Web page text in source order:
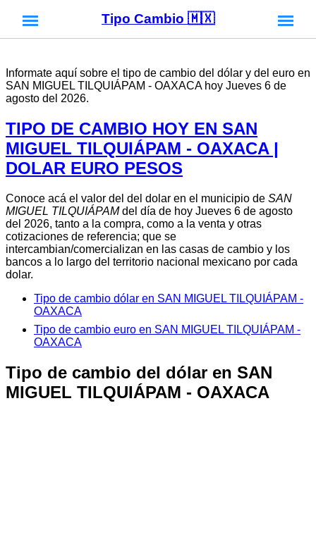
Tipo Cambio 🇲🇽
Informate aquí sobre el tipo de cambio del dólar y del euro en
SAN MIGUEL TILQUIÁPAM - OAXACA hoy Jueves 6 de
agosto del 2026.
TIPO DE CAMBIO HOY EN SAN
MIGUEL TILQUIÁPAM - OAXACA |
DOLAR EURO PESOS
Conoce acá el valor del del dolar en el municipio de SAN
MIGUEL TILQUIÁPAMdel día de hoy Jueves 6 de agosto
del 2026, tanto a la compra, como a la venta y otras
cotizaciones de referencia; que se
intercambian/comercializan en las casas de cambio y los
bancos a lo largo del territorio nacional mexicano por cada
dolar.
Tipo de cambio dólar en SAN MIGUEL TILQUIÁPAM -
OAXACA
Tipo de cambio euro en SAN MIGUEL TILQUIÁPAM -
OAXACA
Tipo de cambio del dólar en SAN
MIGUEL TILQUIÁPAM - OAXACA